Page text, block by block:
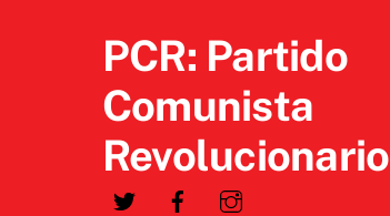
PCR: Partido
Comunista
Revolucionario